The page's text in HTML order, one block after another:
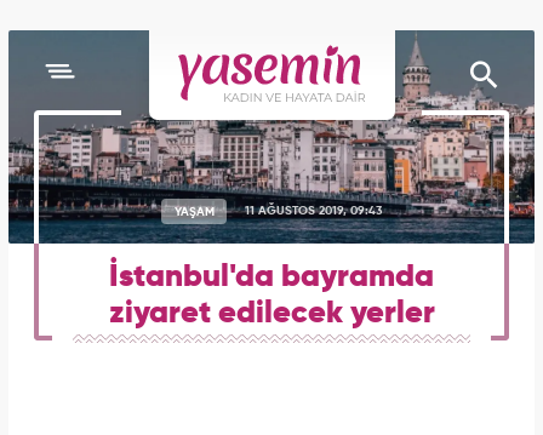
YAŞAM 11 AĞUSTOS 2019, 09:43
İstanbul'da bayramda
ziyaret edilecek yerler